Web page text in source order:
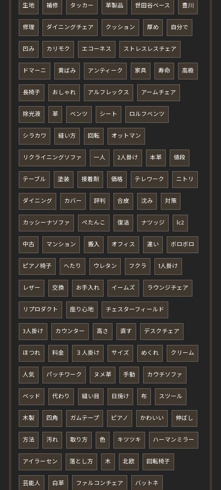
生地 補修 タッカー 革製品 世田谷ベース 豊川
修理 ダイニングチェア クッション 厚め 自分で
凹み カリモク エコーネス ストレスレスチェア
ドマーニ 黄ばみ アンティーク 家具 寿命 高級
長椅子 おしゃれ アルフレックス アームチェア
除光液 革 ベンツ シート ロルフベンツ
シラカワ 縫い方 回転 オットマン
リクライニングソファ 一人 2人掛け 本革 値段
テーブル 塗装 接着剤 価格 テレワーク ニトリ
ダイニング カバー 評判 合皮 沈み 対策
カッシーナソファ ぺたんこ 復活 ナツッジ lc2
中古 マンション 搬入 オフィス 違い ボロボロ
ピアノ椅子 へたり ウレタン フクラ 1人掛け
レザー 交換 お手入れ イームズ ラウンジチェア
リプロダクト 座り心地 チェスターフィールド
3人掛け カウンター 高さ 直す デスクチェア
ほつれ 料金 ３人掛け サイズ めくれ クリーム
人気 パッチワーク ヌメ革 手動 カウチソファ
ベッド 代わり 縫い目 日焼け 布 スツール
木製 四角 ガムテープ ピアノ かわいい 伸ばし
方法 汚れ 取り方 色 キツツキ ハーマンミラー
アイラーセン 落とし方 木 北欧 回転椅子
芸能人 白革 ファルコンチェア バットネ